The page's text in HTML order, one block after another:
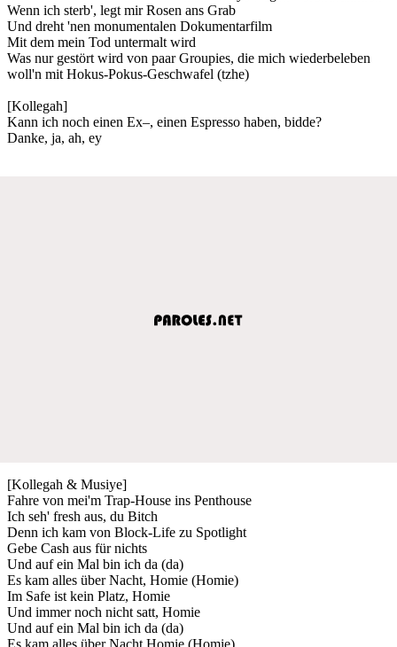
Wenn ich sterb', legt mir Rosen ans Grab
Und dreht 'nen monumentalen Dokumentarfilm
Mit dem mein Tod untermalt wird
Was nur gestört wird von paar Groupies, die mich wiederbeleben
woll'n mit Hokus-Pokus-Geschwafel (tzhe)
[Kollegah]
Kann ich noch einen Ex–, einen Espresso haben, bidde?
Danke, ja, ah, ey
[Kollegah & Musiye]
Fahre von mei'm Trap-House ins Penthouse
Ich seh' fresh aus, du Bitch
Denn ich kam von Block-Life zu Spotlight
Gebe Cash aus für nichts
Und auf ein Mal bin ich da (da)
Es kam alles über Nacht, Homie (Homie)
Im Safe ist kein Platz, Homie
Und immer noch nicht satt, Homie
Und auf ein Mal bin ich da (da)
Es kam alles über Nacht Homie (Homie)